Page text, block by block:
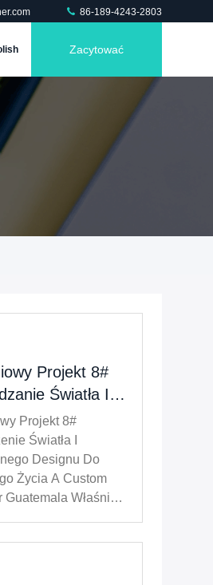
86-189-4243-2803
Zacytować
Projekt 8#
Światła I
Designu
Życia –
Projekt 8#
Światła I
Designu Do
Życia A Custom
Guatemala Właśnie